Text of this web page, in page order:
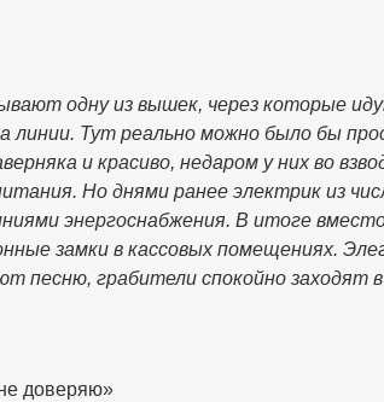
одну из вышек, через которые
линии. Тут реально можно было бы
и красиво, недаром у них во
Но днями ранее электрик из
энергоснабжения. В итоге
замки в кассовых помещениях.
песню, грабители спокойно заходят
доверяю»